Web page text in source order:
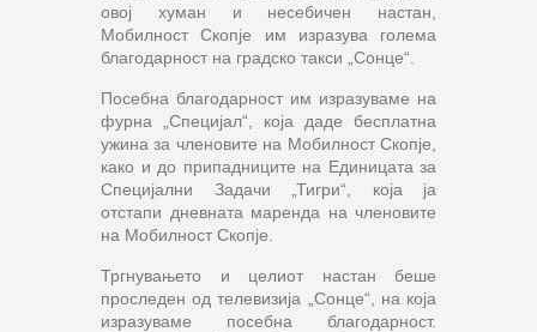
овој хуман и несебичен настан,
Мобилност Скопје им изразува голема
благодарност на градско такси „Сонце“.
Посебна благодарност им изразуваме на
фурна „Специјал“, која даде бесплатна
ужина за членовите на Мобилност Скопје,
како и до припадниците на Единицата за
Специјални Задачи „Тигри“, која ја
отстапи дневната маренда на членовите
на Мобилност Скопје.
Тргнувањето и целиот настан беше
проследен од телевизија „Сонце“, на која
изразуваме посебна благодарност.